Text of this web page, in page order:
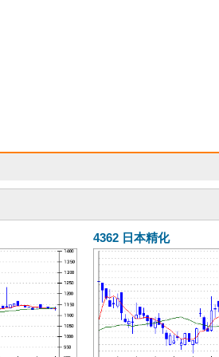
4362 日本精化